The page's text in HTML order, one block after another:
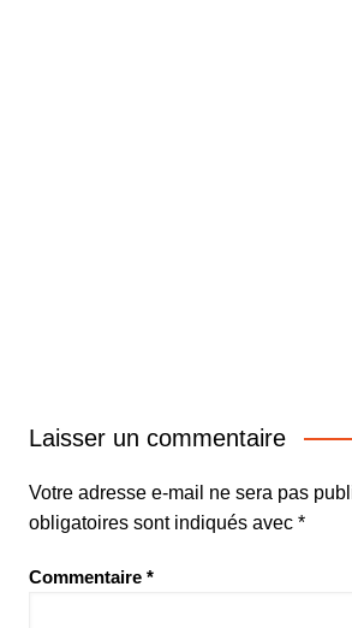
Laisser un commentaire
Votre adresse e-mail ne sera pas
obligatoires sont indiqués avec *
Commentaire *